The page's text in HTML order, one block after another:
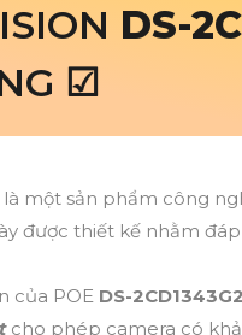
DS-
☑
là một sản phẩm công
được thiết kế nhằm
của POE DS-
cho phép camera có